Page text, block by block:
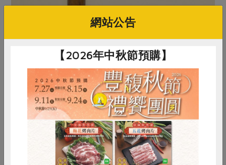
RPET 食譜 減硝酸鹽
網站公告
【2026年中秋節預購】